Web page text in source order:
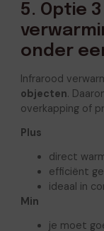
5. Optie
onder
Infrarood
objecten.
overkapping of
Plus
direct
efficiënt
ideaal in
Min
je moet